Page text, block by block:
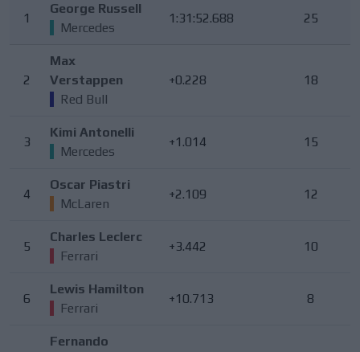
1
George Russell
Mercedes
1:31:52.688 25
2
Max
Verstappen
Red Bull
+0.228 18
3
Kimi Antonelli
Mercedes
+1.014 15
4
Oscar Piastri
McLaren
+2.109 12
5
Charles Leclerc
Ferrari
+3.442 10
6
Lewis Hamilton
Ferrari
+10.713 8
Fernando